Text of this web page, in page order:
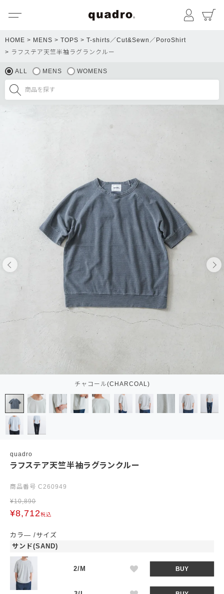
マイペ
HOME MENS TOPS
T-shirts／Cut&Sewn／PoroShirt
ラフステア天竺半袖ラグランクルー
ALL MENS WOMENS
チャコール(CHARCOAL)
quadro
ラフステア天竺半袖ラグランクルー
商品番号 C260949
¥10,890
¥8,712税込
カラ―
サイズ
サンド(SAND)
2/M BUY